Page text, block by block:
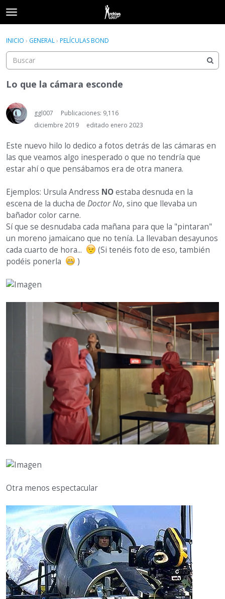
t
o
g
e
e
n
u
Acceder
Actividad
Acceder Registrarse
INICIO › GENERAL› PELÍCULAS BOND
Lo que la cámara esconde
ggl007
Publicaciones: 9,116
diciembre 2019
editado enero 2023
Este nuevo hilo lo dedico a fotos detrás de las cámaras en
las que veamos algo inesperado o que no tendría que
estar ahí o que pensábamos era de otra manera.
Ejemplos: Ursula Andress NOestaba desnuda en la
escena de la ducha de Doctor No, sino que llevaba un
bañador color carne.
Sí que se desnudaba cada mañana para que la "pintaran"
un moreno jamaicano que no tenía. La llevaban desayunos
cada cuarto de hora...
(Si tenéis foto de eso, también
podéis ponerla
)
Otra menos espectacular